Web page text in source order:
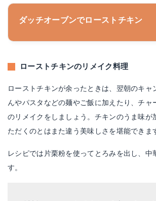
ダッチオーブンでローストチキン
ローストチキンのリメイク料理
ローストチキンが余ったときは、翌朝のキャ
んやパスタなどの麺やご飯に加えたり、チャ
のリメイクをしましょう。チキンのうま味が
ただくのとはまた違う美味しさを堪能できま
レシピでは片栗粉を使ってとろみを出し、中
す。